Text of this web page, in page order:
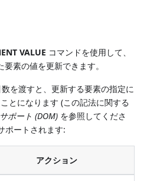
VALUE コマンドを使用して、
素の値を更新できます。
数を渡すと、更新する要素の指定に
とになります (この記法に関する
ポート (DOM) を参照してくださ
ポートされます:
アクション